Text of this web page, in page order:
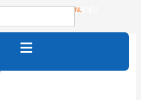
NL